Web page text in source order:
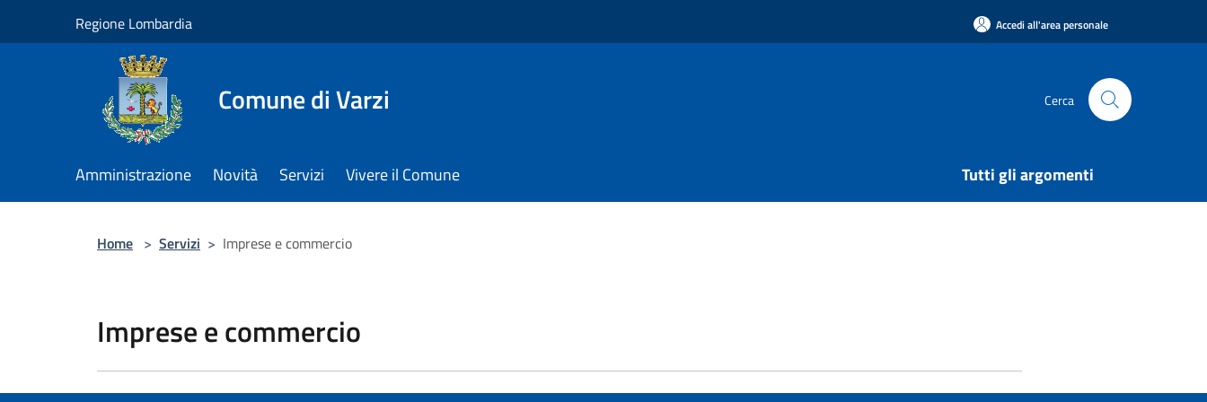
Regione Lombardia Accedi all'area personale
Comune di Varzi Cerca
Amministrazione Novità Servizi Vivere il Comune Tutti gli argomenti
Home > Servizi > Imprese e commercio
Imprese e commercio